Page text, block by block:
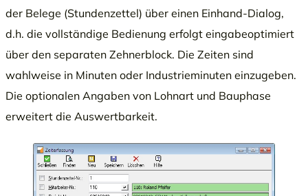
der Belege (Stundenzettel) über einen Einhand-Dialog,
d.h. die vollständige Bedienung erfolgt eingabeoptimiert
über den separaten Zehnerblock. Die Zeiten sind
wahlweise in Minuten oder Industrieminuten einzugeben.
Die optionalen Angaben von Lohnart und Bauphase
erweitert die Auswertbarkeit.